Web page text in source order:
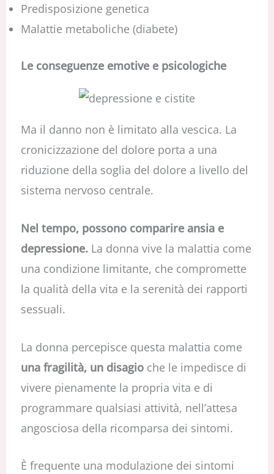
Predisposizione genetica
Malattie metaboliche (diabete)
Le conseguenze emotive e psicologiche
Ma il danno non è limitato alla vescica. La
cronicizzazione del dolore porta a una
riduzione della soglia del dolore a livello del
sistema nervoso centrale.
Nel tempo, possono comparire ansia e
depressione. La donna vive la malattia come
una condizione limitante, che compromette
la qualità della vita e la serenità dei rapporti
sessuali.
La donna percepisce questa malattia come
una fragilità, un disagioche le impedisce di
vivere pienamente la propria vita e di
programmare qualsiasi attività, nell’attesa
angosciosa della ricomparsa dei sintomi.
È frequente una modulazione dei sintomi